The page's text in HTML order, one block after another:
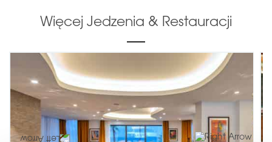
Więcej Jedzenia & Restauracji